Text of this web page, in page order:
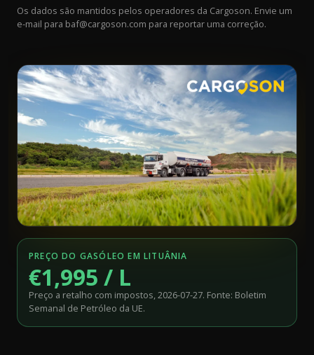
Os dados são mantidos pelos operadores da Cargoson. Envie um
e-mail para baf@cargoson.com para reportar uma correção.
PREÇO DO GASÓLEO EM LITUÂNIA
€1,995 / L
Preço a retalho com impostos, 2026-07-27. Fonte: Boletim
Semanal de Petróleo da UE.